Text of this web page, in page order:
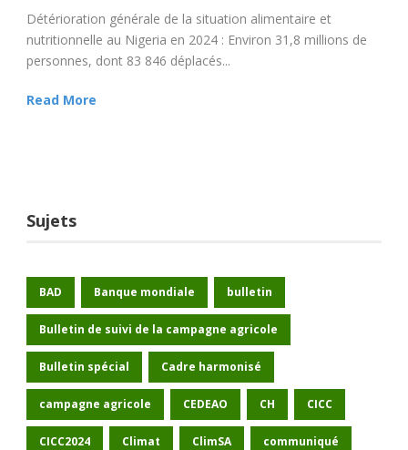
Détérioration générale de la situation alimentaire et
nutritionnelle au Nigeria en 2024 : Environ 31,8 millions de
personnes, dont 83 846 déplacés...
Read More
Sujets
BAD Banque mondiale bulletin
Bulletin de suivi de la campagne agricole
Bulletin spécial Cadre harmonisé
campagne agricole CEDEAO CH CICC
CICC2024 Climat ClimSA communiqué